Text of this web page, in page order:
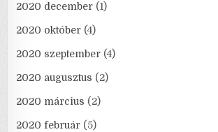
2020 december (1)
2020 október (4)
2020 szeptember (4)
2020 augusztus (2)
2020 március (2)
2020 február (5)